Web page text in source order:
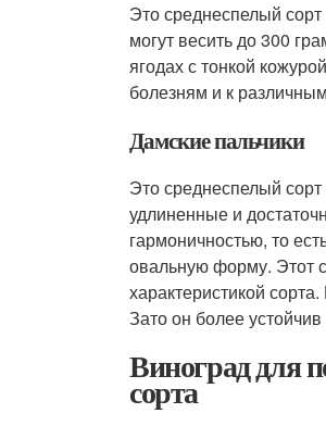
Это среднеспелый
могут весить до 300
ягодах с тонкой
болезням и к
Дамские пальчики
Это среднеспелый
удлиненные и
гармоничностью, то
овальную форму. Этот
характеристикой
Зато он более
Виноград для
сорта